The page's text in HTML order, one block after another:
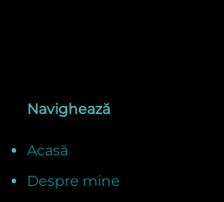
Navighează
Acasă
Despre mine